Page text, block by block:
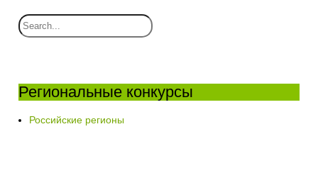
Региональные конкурсы
Российские регионы